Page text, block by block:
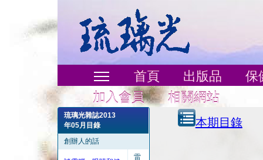
首頁 出版品
保
加入會員
相關網站
琉璃光雜誌2013
年05月目錄
創辦人的話
雷
本期目錄